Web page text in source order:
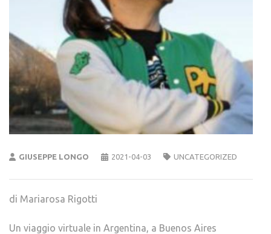
GIUSEPPE LONGO 2021-04-03 UNCATEGORIZED
di Mariarosa Rigotti
Un viaggio virtuale in Argentina, a Buenos Aires